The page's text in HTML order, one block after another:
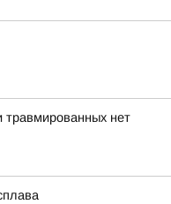
травмированных нет